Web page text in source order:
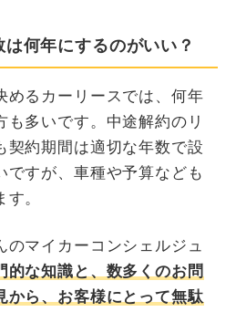
何年にするのがいい？
めるカーリースでは、何年
も多いです。中途解約のリ
契約期間は適切な年数で設
ですが、車種や予算なども
。
のマイカーコンシェルジュ
的な知識と、数多くのお問
から、お客様にとって無駄